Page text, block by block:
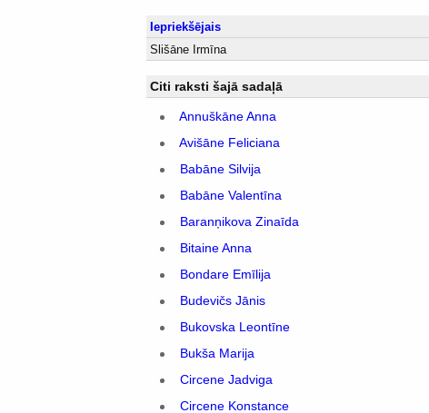
Iepriekšējais
Slišāne Irmīna
Citi raksti šajā sadaļā
Annuškāne Anna
Avišāne Feliciana
Babāne Silvija
Babāne Valentīna
Baranņikova Zinaīda
Bitaine Anna
Bondare Emīlija
Budevičs Jānis
Bukovska Leontīne
Bukša Marija
Circene Jadviga
Circene Konstance